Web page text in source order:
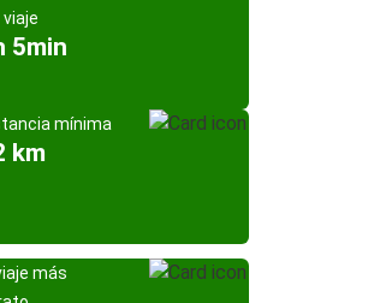
viaje
5min
mínima
km
más